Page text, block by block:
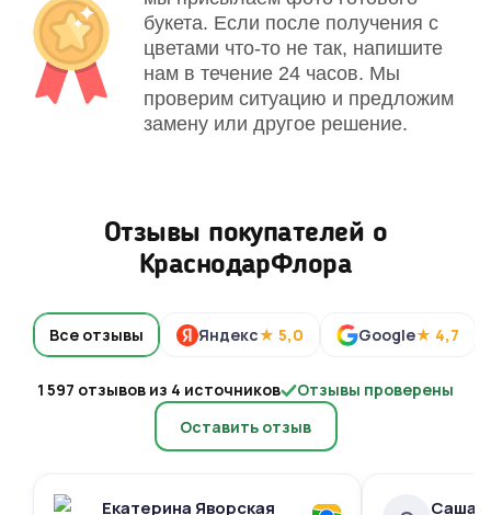
букета. Если после получения с
цветами что-то не так, напишите
нам в течение 24 часов. Мы
проверим ситуацию и предложим
замену или другое решение.
Отзывы покупателей о
КраснодарФлора
Все отзывы Яндекс★ 5,0 Google★ 4,7
1 597 отзывов из 4 источников
Отзывы проверены
Оставить отзыв
Екатерина Яворская Саша